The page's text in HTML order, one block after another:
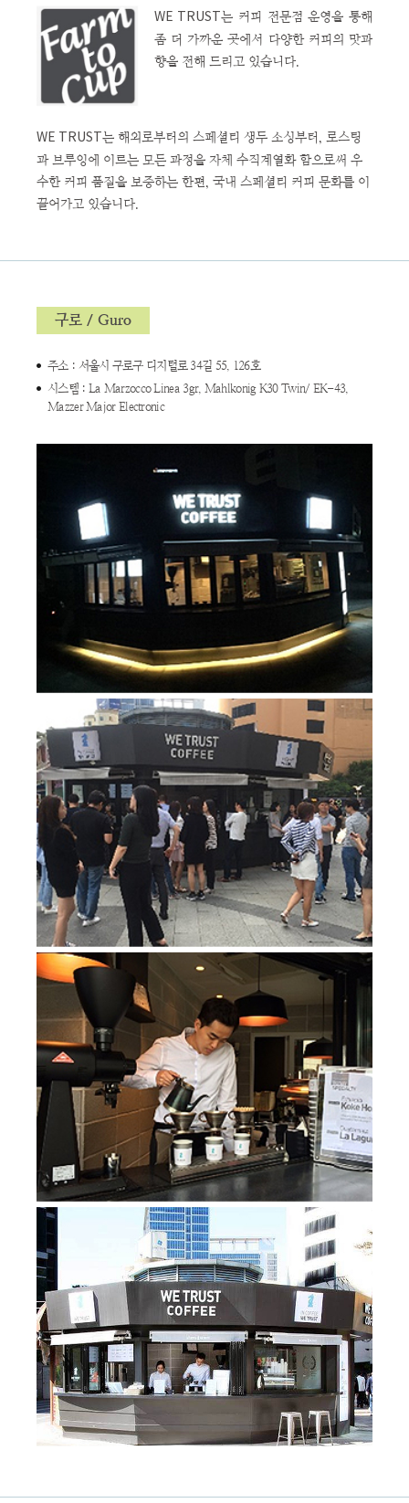
WE TRUST는 커피 전문점 운영을 통해
좀 더 가까운 곳에서 다양한 커피의 맛과
향을 전해 드리고 있습니다.
WE TRUST 는 해외로부터의 스페셜티 생두 소싱부터, 로스팅
과 브루잉에 이르는 모든 과정을 자체 수직계열화 함으로써 우
수한 커피 품질을 보증하는 한편, 국내 스페셜티 커피 문화를 이
끌어가고 있습니다.
구로 / Guro
주소 : 서울시 구로구 디지털로 34길 55, 126호
시스템 : La Marzocco Linea 3gr, Mahlkonig K30 Twin/ EK-43,
Mazzer Major Electronic